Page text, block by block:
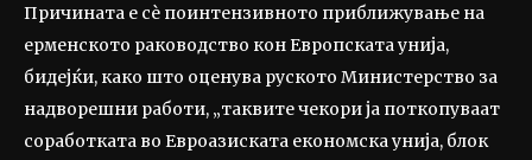
Причината е сè поинтензивното приближување на
ерменското раководство кон Европската унија,
бидејќи, како што оценува руското Министерство за
надворешни работи, „таквите чекори ја поткопуваат
соработката во Евроазиската економска унија, блок